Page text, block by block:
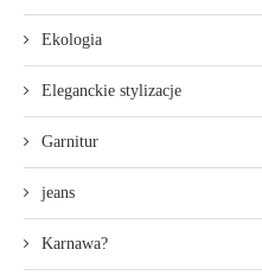
Ekologia
Eleganckie stylizacje
Garnitur
jeans
Karnawa?